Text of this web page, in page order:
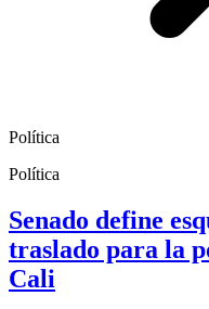
Política
Política
Senado define
traslado para la
Cali